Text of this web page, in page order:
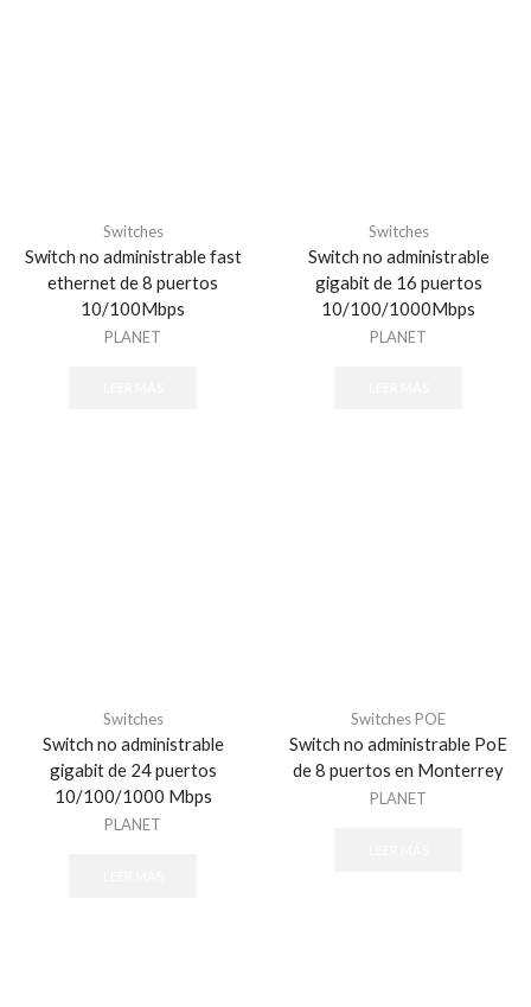
Switches
Switch no administrable fast
ethernet de 8 puertos
10/100Mbps
PLANET
Switches
Switch no administrable
gigabit de 16 puertos
10/100/1000Mbps
PLANET
Switches
Switch no administrable
gigabit de 24 puertos
10/100/1000 Mbps
PLANET
Switches POE
Switch no administrable PoE
de 8 puertos en Monterrey
PLANET